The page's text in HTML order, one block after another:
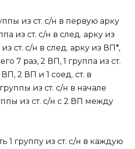
из ст. с/н в первую арку
из ст. с/н в след. арку из
ст. с/н в след. арку из ВП*,
7 раз, 2 ВП, 1 группа из ст.
2 ВП и 1 соед. ст. в
из ст. с/н в начале
из ст. с/н с 2 ВП между
1 группу из ст. с/н в каждую